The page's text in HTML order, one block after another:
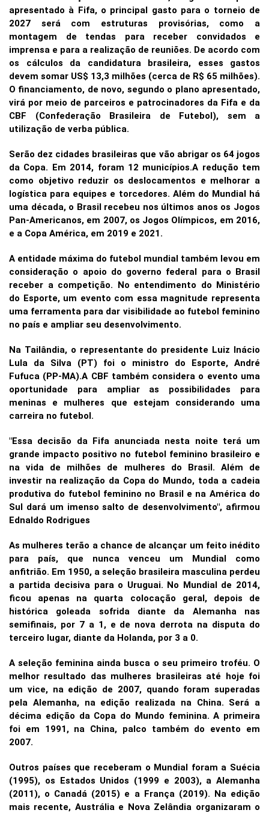
apresentado à Fifa, o principal gasto para o torneio de
2027 será com estruturas provisórias, como a
montagem de tendas para receber convidados e
imprensa e para a realização de reuniões. De acordo com
os cálculos da candidatura brasileira, esses gastos
devem somar US$ 13,3 milhões (cerca de R$ 65 milhões).
O financiamento, de novo, segundo o plano apresentado,
virá por meio de parceiros e patrocinadores da Fifa e da
CBF (Confederação Brasileira de Futebol), sem a
utilização de verba pública.
Serão dez cidades brasileiras que vão abrigar os 64 jogos
da Copa. Em 2014, foram 12 municípios.A redução tem
como objetivo reduzir os deslocamentos e melhorar a
logística para equipes e torcedores. Além do Mundial há
uma década, o Brasil recebeu nos últimos anos os Jogos
Pan-Americanos, em 2007, os Jogos Olímpicos, em 2016,
e a Copa América, em 2019 e 2021.
A entidade máxima do futebol mundial também levou em
consideração o apoio do governo federal para o Brasil
receber a competição. No entendimento do Ministério
do Esporte, um evento com essa magnitude representa
uma ferramenta para dar visibilidade ao futebol feminino
no país e ampliar seu desenvolvimento.
Na Tailândia, o representante do presidente Luiz Inácio
Lula da Silva (PT) foi o ministro do Esporte, André
Fufuca (PP-MA).A CBF também considera o evento uma
oportunidade para ampliar as possibilidades para
meninas e mulheres que estejam considerando uma
carreira no futebol.
"Essa decisão da Fifa anunciada nesta noite terá um
grande impacto positivo no futebol feminino brasileiro e
na vida de milhões de mulheres do Brasil. Além de
investir na realização da Copa do Mundo, toda a cadeia
produtiva do futebol feminino no Brasil e na América do
Sul dará um imenso salto de desenvolvimento", afirmou
Ednaldo Rodrigues
As mulheres terão a chance de alcançar um feito inédito
para país, que nunca venceu um Mundial como
anfitrião. Em 1950, a seleção brasileira masculina perdeu
a partida decisiva para o Uruguai. No Mundial de 2014,
ficou apenas na quarta colocação geral, depois de
histórica goleada sofrida diante da Alemanha nas
semifinais, por 7 a 1, e de nova derrota na disputa do
terceiro lugar, diante da Holanda, por 3 a 0.
A seleção feminina ainda busca o seu primeiro troféu. O
melhor resultado das mulheres brasileiras até hoje foi
um vice, na edição de 2007, quando foram superadas
pela Alemanha, na edição realizada na China. Será a
décima edição da Copa do Mundo feminina. A primeira
foi em 1991, na China, palco também do evento em
2007.
Outros países que receberam o Mundial foram a Suécia
(1995), os Estados Unidos (1999 e 2003), a Alemanha
(2011), o Canadá (2015) e a França (2019). Na edição
mais recente, Austrália e Nova Zelândia organizaram o